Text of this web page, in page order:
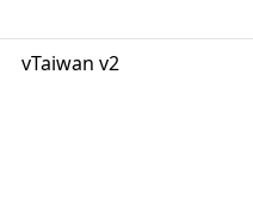
vTaiwan v2